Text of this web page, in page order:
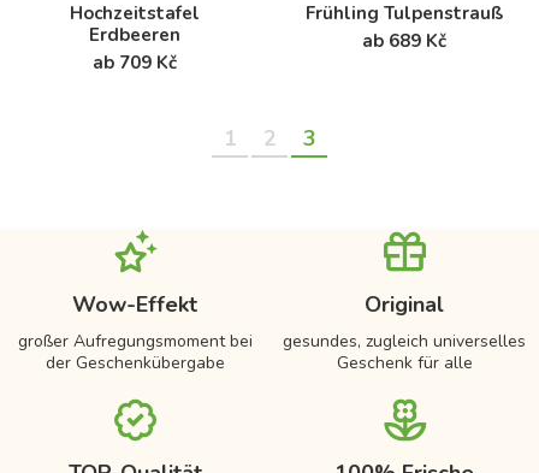
Hochzeitstafel
Erdbeeren
ab 709 Kč
Frühling Tulpenstrauß
ab 689 Kč
1 2 3
Wow-Effekt
großer Aufregungsmoment bei
der Geschenkübergabe
Original
gesundes, zugleich universelles
Geschenk für alle